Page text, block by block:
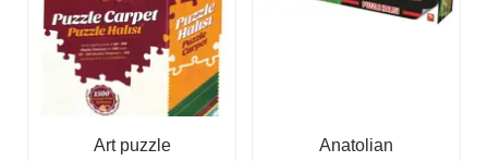
Art puzzle
Anatolian